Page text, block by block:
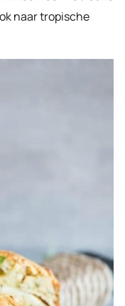
naar tropische